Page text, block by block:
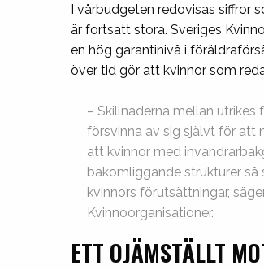
I vårbudgeten redovisas siffror
är fortsatt stora. Sveriges
en hög garantinivå i
över tid gör att kvinnor som
– Skillnaderna mellan
försvinna av sig självt för att
att kvinnor med
bakomliggande strukturer
kvinnors förutsättningar,
Kvinnoorganisationer.
ETT OJÄMSTÄLLT